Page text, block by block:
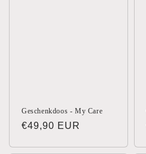
Geschenkdoos - My Care
Normale
€49,90 EUR